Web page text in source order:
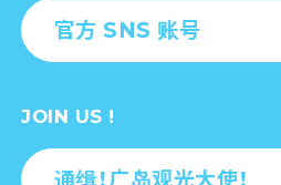
官方 SNS 账号
JOIN US !
通缉！广岛观光大使！